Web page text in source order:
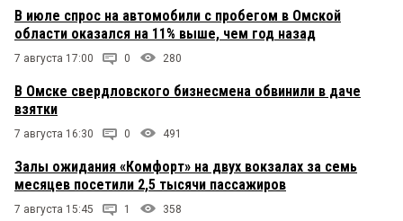
В июле спрос на автомобили с пробегом в Омской
области оказался на 11% выше, чем год назад
7 августа 17:00 0 280
В Омске свердловского бизнесмена обвинили в даче
взятки
7 августа 16:30 0 491
Залы ожидания «Комфорт» на двух вокзалах за семь
месяцев посетили 2,5 тысячи пассажиров
7 августа 15:45 1 358